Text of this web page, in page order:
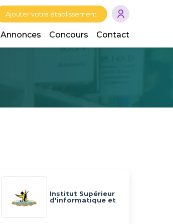
Ajouter votre établissement
Annonces Concours Contact
Institut Supérieur
d'informatique et
de Gestion de